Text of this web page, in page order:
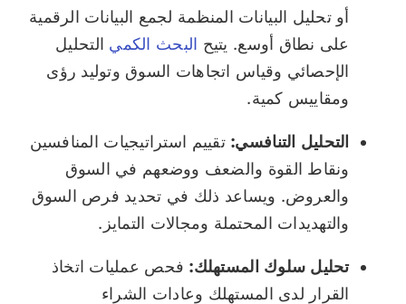
أو تحليل البيانات المنظمة لجمع البيانات الرقمية
على نطاق أوسع. يتيح البحث الكمي التحليل
الإحصائي وقياس اتجاهات السوق وتوليد رؤى
ومقاييس كمية.
التحليل التنافسي: تقييم استراتيجيات المنافسين
ونقاط القوة والضعف ووضعهم في السوق
والعروض. ويساعد ذلك في تحديد فرص السوق
والتهديدات المحتملة ومجالات التمايز.
تحليل سلوك المستهلك: فحص عمليات اتخاذ
القرار لدى المستهلك وعادات الشراء